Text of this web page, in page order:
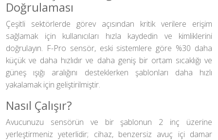
Doğrulaması
Çeşitli sektörlerde görev açısından kritik verilere erişim
sağlamak için kullanıcıları hızla kaydedin ve kimliklerini
doğrulayın. F-Pro sensör, eski sistemlere göre %30 daha
küçük ve daha hızlıdır ve daha geniş bir ortam sıcaklığı ve
güneş ışığı aralığını desteklerken şablonları daha hızlı
yakalamak için geliştirilmiştir.
Nasıl Çalışır?
Avucunuzu sensörün ve bir şablonun 2 inç üzerine
yerleştirmeniz yeterlidir; cihaz, benzersiz avuç içi damar